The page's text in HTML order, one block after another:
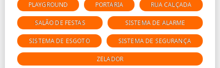
PLAYGROUND PORTARIA RUA CALÇADA
SALÃO DE FESTAS SISTEMA DE ALARME
SISTEMA DE ESGOTO SISTEMA DE SEGURANÇA
ZELADOR